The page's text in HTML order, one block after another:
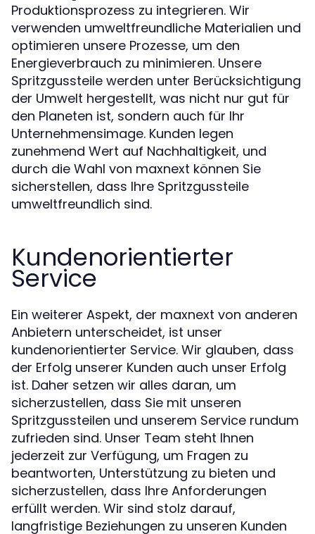
Produktionsprozess zu integrieren. Wir
verwenden umweltfreundliche Materialien und
optimieren unsere Prozesse, um den
Energieverbrauch zu minimieren. Unsere
Spritzgussteile werden unter Berücksichtigung
der Umwelt hergestellt, was nicht nur gut für
den Planeten ist, sondern auch für Ihr
Unternehmensimage. Kunden legen
zunehmend Wert auf Nachhaltigkeit, und
durch die Wahl von maxnext können Sie
sicherstellen, dass Ihre Spritzgussteile
umweltfreundlich sind.
Kundenorientierter
Service
Ein weiterer Aspekt, der maxnext von anderen
Anbietern unterscheidet, ist unser
kundenorientierter Service. Wir glauben, dass
der Erfolg unserer Kunden auch unser Erfolg
ist. Daher setzen wir alles daran, um
sicherzustellen, dass Sie mit unseren
Spritzgussteilen und unserem Service rundum
zufrieden sind. Unser Team steht Ihnen
jederzeit zur Verfügung, um Fragen zu
beantworten, Unterstützung zu bieten und
sicherzustellen, dass Ihre Anforderungen
erfüllt werden. Wir sind stolz darauf,
langfristige Beziehungen zu unseren Kunden